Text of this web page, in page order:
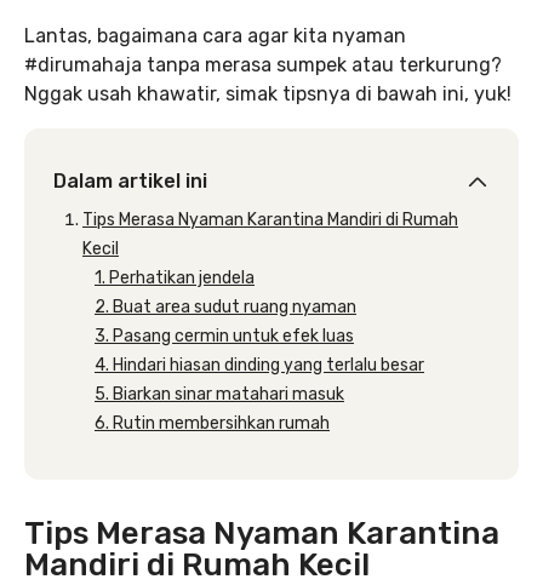
Lantas, bagaimana cara agar kita nyaman
#dirumahaja tanpa merasa sumpek atau terkurung?
Nggak usah khawatir, simak tipsnya di bawah ini, yuk!
Dalam artikel ini
Tips Merasa Nyaman Karantina Mandiri di Rumah
Kecil
1. Perhatikan jendela
2. Buat area sudut ruang nyaman
3. Pasang cermin untuk efek luas
4. Hindari hiasan dinding yang terlalu besar
5. Biarkan sinar matahari masuk
6. Rutin membersihkan rumah
Tips Merasa Nyaman Karantina
Mandiri di Rumah Kecil